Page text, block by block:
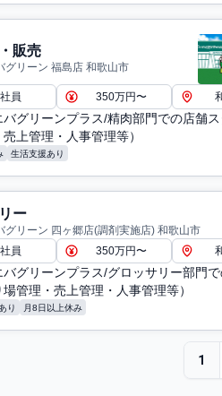
販売
グリーン 福島店 和歌山市
員 350万円〜
バグリーンプラス/精肉部門での店舗
上管理・人事管理等）
生活支援あり
ー
グリーン 四ヶ郷店(調剤実施店) 和歌山市
員
350万円〜
バグリーンプラス/グロッサリー部門
管理・売上管理・人事管理等）
り 月8日以上休み
1